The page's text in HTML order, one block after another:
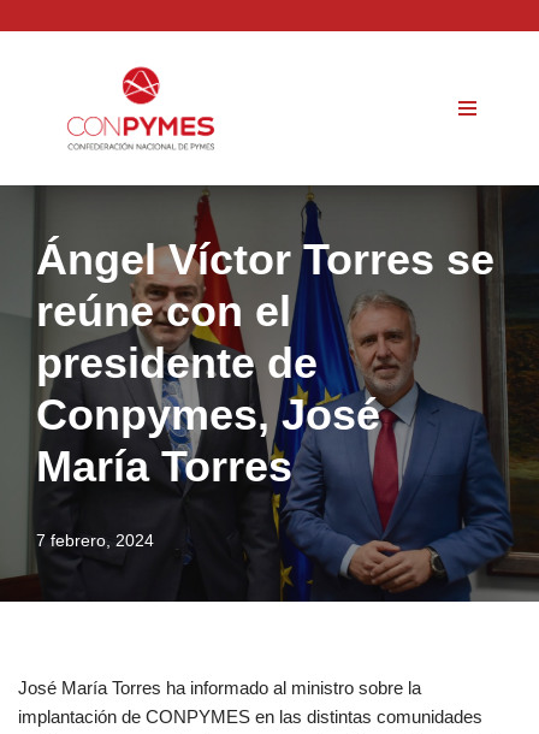
contenido
Ángel Víctor Torres se
reúne con el
presidente de
Conpymes, José
María Torres
7 febrero, 2024
José María Torres ha informado al ministro sobre la
implantación de CONPYMES en las distintas comunidades